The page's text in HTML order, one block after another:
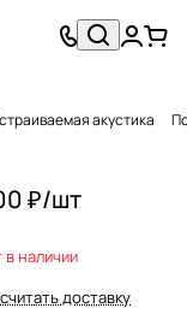
акустика
₽/шт
в наличии
доставку